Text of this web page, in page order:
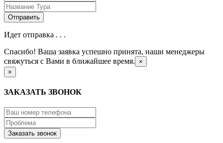
Идет отправка . . .
Спасибо! Ваша заявка успешно принята, наши менеджеры
свяжуться с Вами в ближайшее время.
×
×
ЗАКАЗАТЬ ЗВОНОК